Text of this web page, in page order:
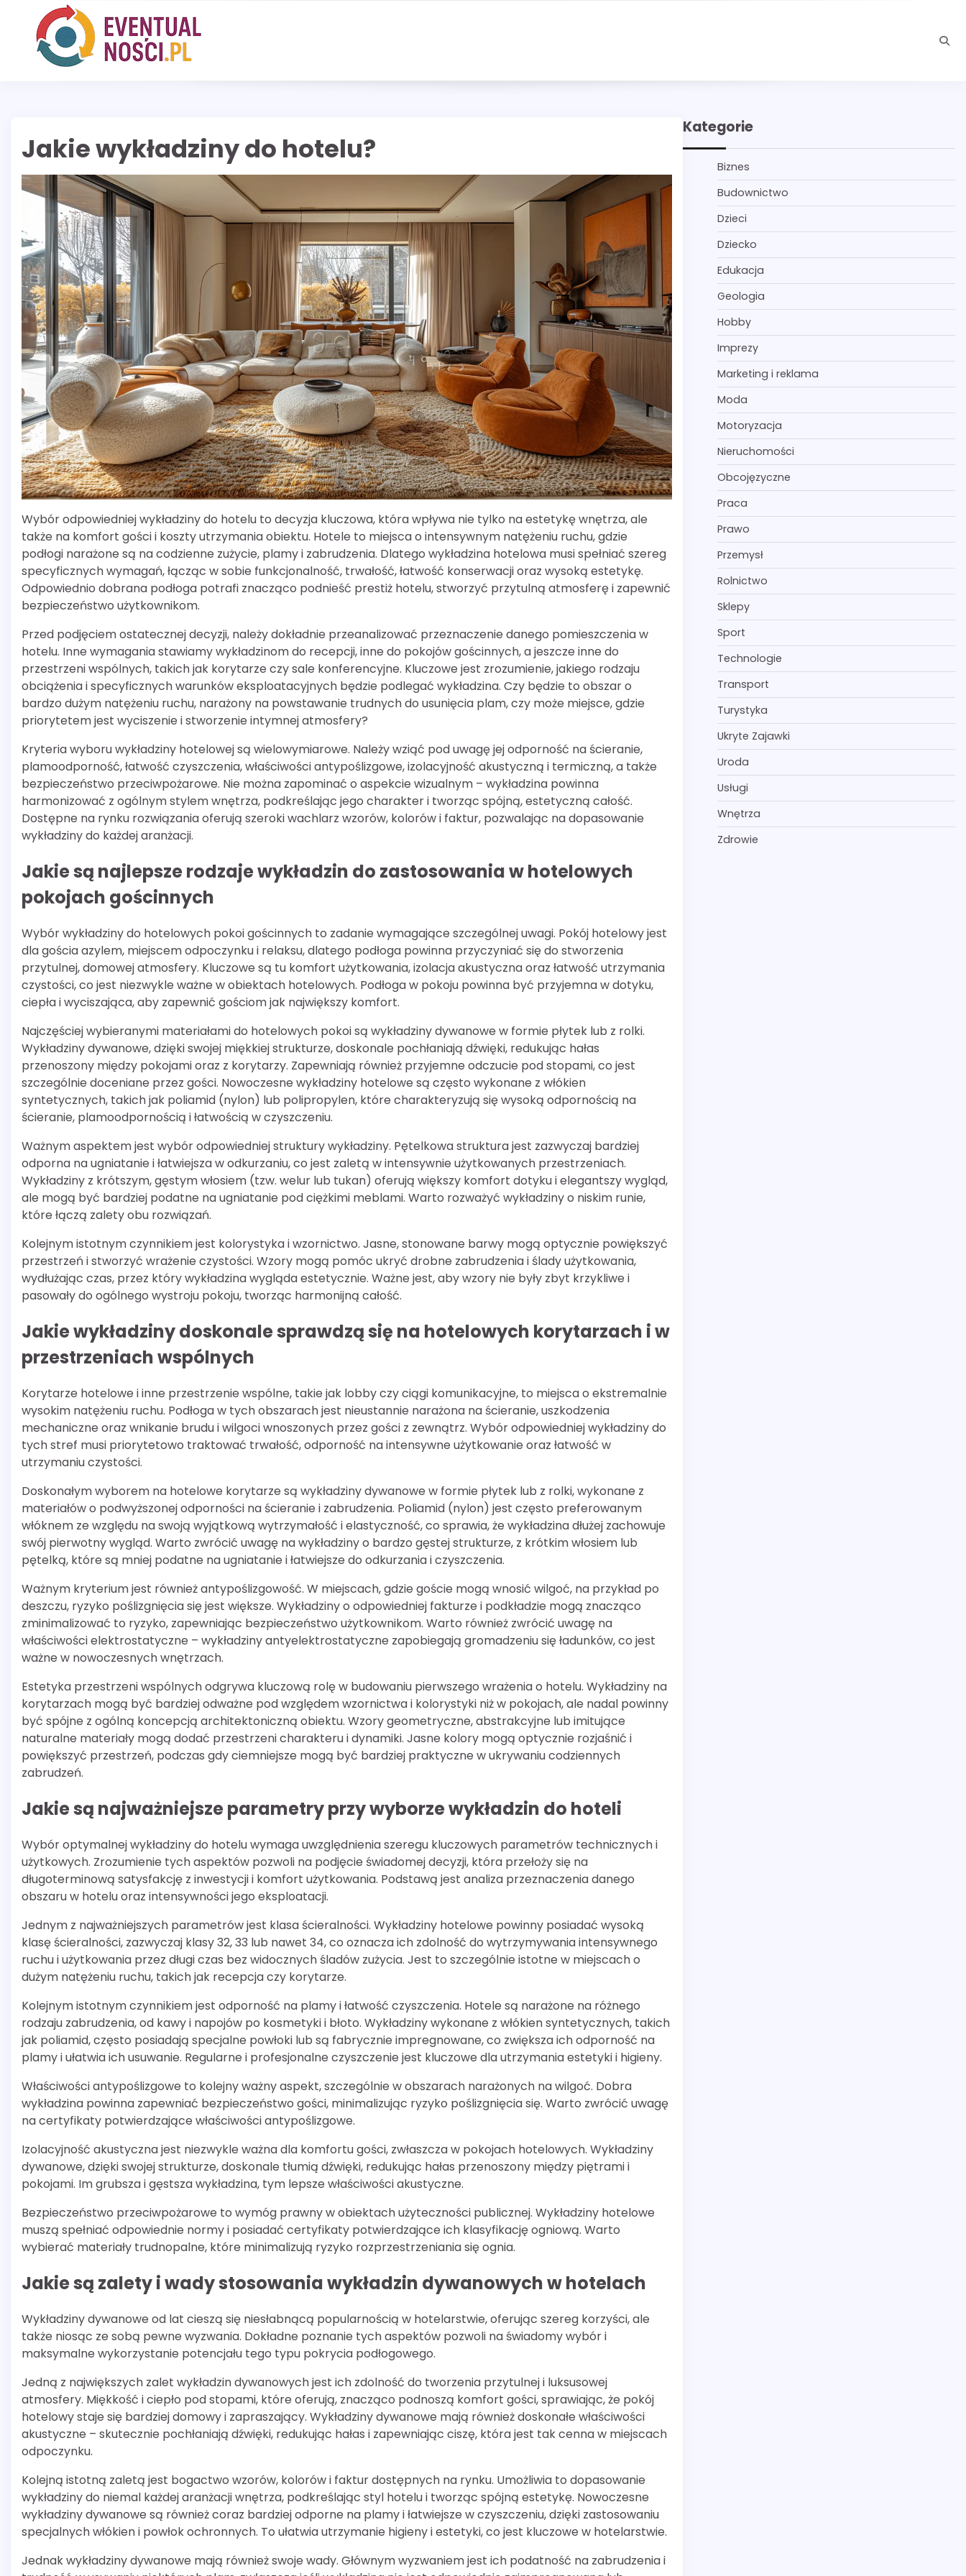
content
Jakie wykładziny do hotelu?
Wybór odpowiedniej wykładziny do hotelu to decyzja kluczowa, która wpływa nie tylko na estetykę wnętrza, ale
także na komfort gości i koszty utrzymania obiektu. Hotele to miejsca o intensywnym natężeniu ruchu, gdzie
podłogi narażone są na codzienne zużycie, plamy i zabrudzenia. Dlatego wykładzina hotelowa musi spełniać szereg
specyficznych wymagań, łącząc w sobie funkcjonalność, trwałość, łatwość konserwacji oraz wysoką estetykę.
Odpowiednio dobrana podłoga potrafi znacząco podnieść prestiż hotelu, stworzyć przytulną atmosferę i zapewnić
bezpieczeństwo użytkownikom.
Przed podjęciem ostatecznej decyzji, należy dokładnie przeanalizować przeznaczenie danego pomieszczenia w
hotelu. Inne wymagania stawiamy wykładzinom do recepcji, inne do pokojów gościnnych, a jeszcze inne do
przestrzeni wspólnych, takich jak korytarze czy sale konferencyjne. Kluczowe jest zrozumienie, jakiego rodzaju
obciążenia i specyficznych warunków eksploatacyjnych będzie podlegać wykładzina. Czy będzie to obszar o
bardzo dużym natężeniu ruchu, narażony na powstawanie trudnych do usunięcia plam, czy może miejsce, gdzie
priorytetem jest wyciszenie i stworzenie intymnej atmosfery?
Kryteria wyboru wykładziny hotelowej są wielowymiarowe. Należy wziąć pod uwagę jej odporność na ścieranie,
plamoodporność, łatwość czyszczenia, właściwości antypoślizgowe, izolacyjność akustyczną i termiczną, a także
bezpieczeństwo przeciwpożarowe. Nie można zapominać o aspekcie wizualnym – wykładzina powinna
harmonizować z ogólnym stylem wnętrza, podkreślając jego charakter i tworząc spójną, estetyczną całość.
Dostępne na rynku rozwiązania oferują szeroki wachlarz wzorów, kolorów i faktur, pozwalając na dopasowanie
wykładziny do każdej aranżacji.
Jakie są najlepsze rodzaje wykładzin do zastosowania w hotelowych
pokojach gościnnych
Wybór wykładziny do hotelowych pokoi gościnnych to zadanie wymagające szczególnej uwagi. Pokój hotelowy jest
dla gościa azylem, miejscem odpoczynku i relaksu, dlatego podłoga powinna przyczyniać się do stworzenia
przytulnej, domowej atmosfery. Kluczowe są tu komfort użytkowania, izolacja akustyczna oraz łatwość utrzymania
czystości, co jest niezwykle ważne w obiektach hotelowych. Podłoga w pokoju powinna być przyjemna w dotyku,
ciepła i wyciszająca, aby zapewnić gościom jak największy komfort.
Najczęściej wybieranymi materiałami do hotelowych pokoi są wykładziny dywanowe w formie płytek lub z rolki.
Wykładziny dywanowe, dzięki swojej miękkiej strukturze, doskonale pochłaniają dźwięki, redukując hałas
przenoszony między pokojami oraz z korytarzy. Zapewniają również przyjemne odczucie pod stopami, co jest
szczególnie doceniane przez gości. Nowoczesne wykładziny hotelowe są często wykonane z włókien
syntetycznych, takich jak poliamid (nylon) lub polipropylen, które charakteryzują się wysoką odpornością na
ścieranie, plamoodpornością i łatwością w czyszczeniu.
Ważnym aspektem jest wybór odpowiedniej struktury wykładziny. Pętelkowa struktura jest zazwyczaj bardziej
odporna na ugniatanie i łatwiejsza w odkurzaniu, co jest zaletą w intensywnie użytkowanych przestrzeniach.
Wykładziny z krótszym, gęstym włosiem (tzw. welur lub tukan) oferują większy komfort dotyku i elegantszy wygląd,
ale mogą być bardziej podatne na ugniatanie pod ciężkimi meblami. Warto rozważyć wykładziny o niskim runie,
które łączą zalety obu rozwiązań.
Kolejnym istotnym czynnikiem jest kolorystyka i wzornictwo. Jasne, stonowane barwy mogą optycznie powiększyć
przestrzeń i stworzyć wrażenie czystości. Wzory mogą pomóc ukryć drobne zabrudzenia i ślady użytkowania,
wydłużając czas, przez który wykładzina wygląda estetycznie. Ważne jest, aby wzory nie były zbyt krzykliwe i
pasowały do ogólnego wystroju pokoju, tworząc harmonijną całość.
Jakie wykładziny doskonale sprawdzą się na hotelowych korytarzach i w
przestrzeniach wspólnych
Korytarze hotelowe i inne przestrzenie wspólne, takie jak lobby czy ciągi komunikacyjne, to miejsca o ekstremalnie
wysokim natężeniu ruchu. Podłoga w tych obszarach jest nieustannie narażona na ścieranie, uszkodzenia
mechaniczne oraz wnikanie brudu i wilgoci wnoszonych przez gości z zewnątrz. Wybór odpowiedniej wykładziny do
tych stref musi priorytetowo traktować trwałość, odporność na intensywne użytkowanie oraz łatwość w
utrzymaniu czystości.
Doskonałym wyborem na hotelowe korytarze są wykładziny dywanowe w formie płytek lub z rolki, wykonane z
materiałów o podwyższonej odporności na ścieranie i zabrudzenia. Poliamid (nylon) jest często preferowanym
włóknem ze względu na swoją wyjątkową wytrzymałość i elastyczność, co sprawia, że wykładzina dłużej zachowuje
swój pierwotny wygląd. Warto zwrócić uwagę na wykładziny o bardzo gęstej strukturze, z krótkim włosiem lub
pętelką, które są mniej podatne na ugniatanie i łatwiejsze do odkurzania i czyszczenia.
Ważnym kryterium jest również antypoślizgowość. W miejscach, gdzie goście mogą wnosić wilgoć, na przykład po
deszczu, ryzyko poślizgnięcia się jest większe. Wykładziny o odpowiedniej fakturze i podkładzie mogą znacząco
zminimalizować to ryzyko, zapewniając bezpieczeństwo użytkownikom. Warto również zwrócić uwagę na
właściwości elektrostatyczne – wykładziny antyelektrostatyczne zapobiegają gromadzeniu się ładunków, co jest
ważne w nowoczesnych wnętrzach.
Estetyka przestrzeni wspólnych odgrywa kluczową rolę w budowaniu pierwszego wrażenia o hotelu. Wykładziny na
korytarzach mogą być bardziej odważne pod względem wzornictwa i kolorystyki niż w pokojach, ale nadal powinny
być spójne z ogólną koncepcją architektoniczną obiektu. Wzory geometryczne, abstrakcyjne lub imitujące
naturalne materiały mogą dodać przestrzeni charakteru i dynamiki. Jasne kolory mogą optycznie rozjaśnić i
powiększyć przestrzeń, podczas gdy ciemniejsze mogą być bardziej praktyczne w ukrywaniu codziennych
zabrudzeń.
Jakie są najważniejsze parametry przy wyborze wykładzin do hoteli
Wybór optymalnej wykładziny do hotelu wymaga uwzględnienia szeregu kluczowych parametrów technicznych i
użytkowych. Zrozumienie tych aspektów pozwoli na podjęcie świadomej decyzji, która przełoży się na
długoterminową satysfakcję z inwestycji i komfort użytkowania. Podstawą jest analiza przeznaczenia danego
obszaru w hotelu oraz intensywności jego eksploatacji.
Jednym z najważniejszych parametrów jest klasa ścieralności. Wykładziny hotelowe powinny posiadać wysoką
klasę ścieralności, zazwyczaj klasy 32, 33 lub nawet 34, co oznacza ich zdolność do wytrzymywania intensywnego
ruchu i użytkowania przez długi czas bez widocznych śladów zużycia. Jest to szczególnie istotne w miejscach o
dużym natężeniu ruchu, takich jak recepcja czy korytarze.
Kolejnym istotnym czynnikiem jest odporność na plamy i łatwość czyszczenia. Hotele są narażone na różnego
rodzaju zabrudzenia, od kawy i napojów po kosmetyki i błoto. Wykładziny wykonane z włókien syntetycznych, takich
jak poliamid, często posiadają specjalne powłoki lub są fabrycznie impregnowane, co zwiększa ich odporność na
plamy i ułatwia ich usuwanie. Regularne i profesjonalne czyszczenie jest kluczowe dla utrzymania estetyki i higieny.
Właściwości antypoślizgowe to kolejny ważny aspekt, szczególnie w obszarach narażonych na wilgoć. Dobra
wykładzina powinna zapewniać bezpieczeństwo gości, minimalizując ryzyko poślizgnięcia się. Warto zwrócić uwagę
na certyfikaty potwierdzające właściwości antypoślizgowe.
Izolacyjność akustyczna jest niezwykle ważna dla komfortu gości, zwłaszcza w pokojach hotelowych. Wykładziny
dywanowe, dzięki swojej strukturze, doskonale tłumią dźwięki, redukując hałas przenoszony między piętrami i
pokojami. Im grubsza i gęstsza wykładzina, tym lepsze właściwości akustyczne.
Bezpieczeństwo przeciwpożarowe to wymóg prawny w obiektach użyteczności publicznej. Wykładziny hotelowe
muszą spełniać odpowiednie normy i posiadać certyfikaty potwierdzające ich klasyfikację ogniową. Warto
wybierać materiały trudnopalne, które minimalizują ryzyko rozprzestrzeniania się ognia.
Jakie są zalety i wady stosowania wykładzin dywanowych w hotelach
Wykładziny dywanowe od lat cieszą się niesłabnącą popularnością w hotelarstwie, oferując szereg korzyści, ale
także niosąc ze sobą pewne wyzwania. Dokładne poznanie tych aspektów pozwoli na świadomy wybór i
maksymalne wykorzystanie potencjału tego typu pokrycia podłogowego.
Jedną z największych zalet wykładzin dywanowych jest ich zdolność do tworzenia przytulnej i luksusowej
atmosfery. Miękkość i ciepło pod stopami, które oferują, znacząco podnoszą komfort gości, sprawiając, że pokój
hotelowy staje się bardziej domowy i zapraszający. Wykładziny dywanowe mają również doskonałe właściwości
akustyczne – skutecznie pochłaniają dźwięki, redukując hałas i zapewniając ciszę, która jest tak cenna w miejscach
odpoczynku.
Kolejną istotną zaletą jest bogactwo wzorów, kolorów i faktur dostępnych na rynku. Umożliwia to dopasowanie
wykładziny do niemal każdej aranżacji wnętrza, podkreślając styl hotelu i tworząc spójną estetykę. Nowoczesne
wykładziny dywanowe są również coraz bardziej odporne na plamy i łatwiejsze w czyszczeniu, dzięki zastosowaniu
specjalnych włókien i powłok ochronnych. To ułatwia utrzymanie higieny i estetyki, co jest kluczowe w hotelarstwie.
Jednak wykładziny dywanowe mają również swoje wady. Głównym wyzwaniem jest ich podatność na zabrudzenia i
Kategorie
Biznes
Budownictwo
Dzieci
Dziecko
Edukacja
Geologia
Hobby
Imprezy
Marketing i reklama
Moda
Motoryzacja
Nieruchomości
Obcojęzyczne
Praca
Prawo
Przemysł
Rolnictwo
Sklepy
Sport
Technologie
Transport
Turystyka
Ukryte Zajawki
Uroda
Usługi
Wnętrza
Zdrowie